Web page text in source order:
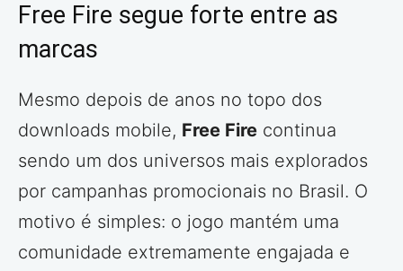
Free Fire segue forte entre as
marcas
Mesmo depois de anos no topo dos
downloads mobile, Free Fire continua
sendo um dos universos mais explorados
por campanhas promocionais no Brasil. O
motivo é simples: o jogo mantém uma
comunidade extremamente engajada e